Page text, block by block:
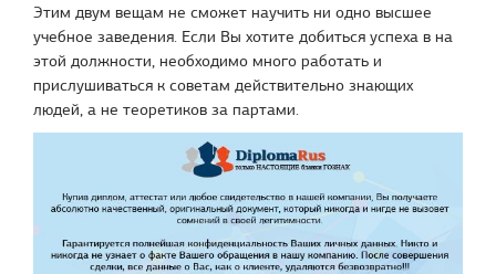
Этим двум вещам не сможет научить ни одно высшее
учебное заведения. Если Вы хотите добиться успеха в на
этой должности, необходимо много работать и
прислушиваться к советам действительно знающих
людей, а не теоретиков за партами.